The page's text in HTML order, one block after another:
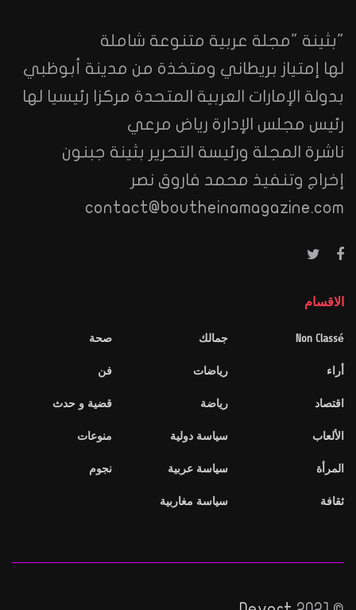
"بثينة "مجلة عربية متنوعة شاملة
لها إمتياز بريطاني ومتخذة من مدينة أبوظبي
بدولة الإمارات العربية المتحدة مركزا رئيسيا لها
رئيس مجلس الإدارة رياض مرعي
ناشرة المجلة ورئيسة التحرير بثينة جبنون
إخراج وتنفيذ محمد فاروق نصر
contact@boutheinamagazine.com
الاقسام
Non Classé
أراء
اقتصاد
الألعاب
المرأة
ثقافة
جمالك
رياضات
رياضة
سياسة دولية
سياسة عربية
سياسة مغاربية
صحة
فن
قضية و حدث
منوعات
نجوم